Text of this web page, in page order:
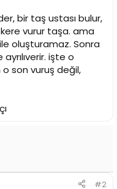
bir taş ustası bulur,
vurur taşa. ama
oluşturamaz. Sonra
işte o
o son vuruş değil,
#2